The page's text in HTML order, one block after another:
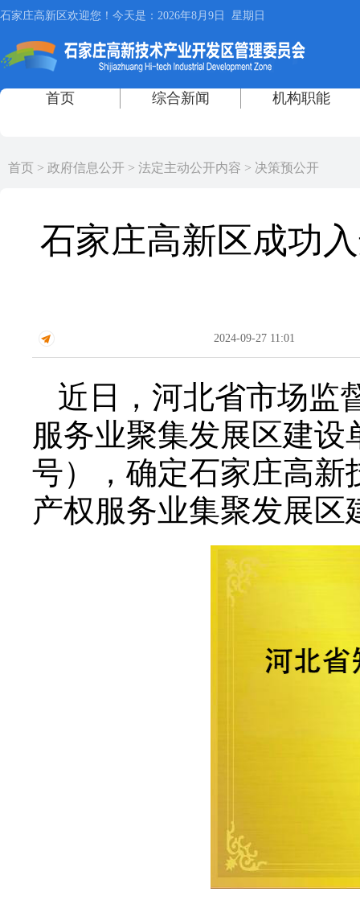
首页 > 政府信息公开 > 法定主动公开内容 > 决策预公开
石家庄高新区成功
2024-09-27 11:01
近日，河北省市场监
服务业聚集发展区建设
号），确定石家庄高新
产权服务业集聚发展区